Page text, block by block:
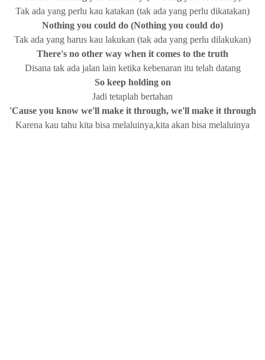
Tak ada yang perlu kau katakan (tak ada yang perlu dikatakan)
Nothing you could do (Nothing you could do)
Tak ada yang harus kau lakukan (tak ada yang perlu dilakukan)
There's no other way when it comes to the truth
Disana tak ada jalan lain ketika kebenaran itu telah datang
So keep holding on
Jadi tetaplah bertahan
'Cause you know we'll make it through, we'll make it through
Karena kau tahu kita bisa melaluinya,kita akan bisa melaluinya